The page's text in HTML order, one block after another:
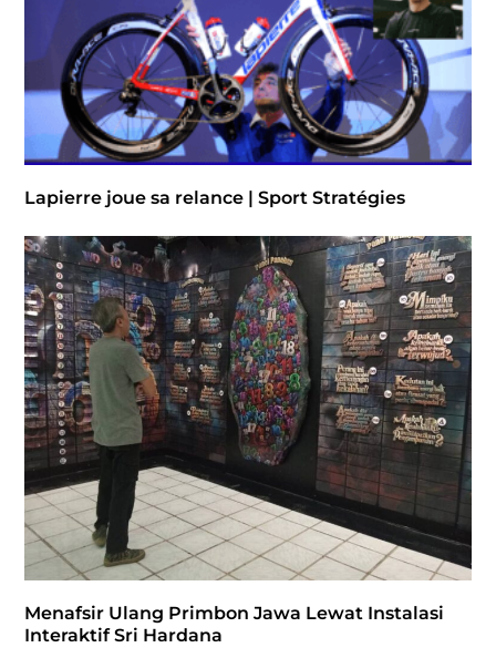
Lapierre joue sa relance | Sport Stratégies
Menafsir Ulang Primbon Jawa Lewat Instalasi
Interaktif Sri Hardana